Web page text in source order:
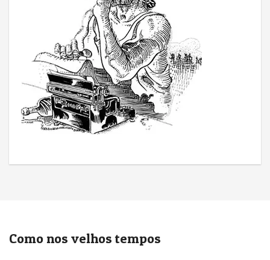
Como nos velhos tempos